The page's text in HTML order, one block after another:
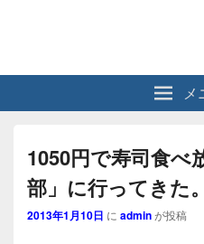
メ
1050円で寿司食べ
部」に行ってきた。
2013年1月10日 に adminが投稿